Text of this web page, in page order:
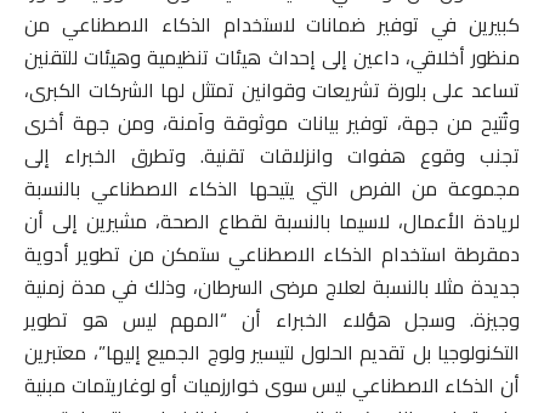
كبيرين في توفير ضمانات لاستخدام الذكاء الاصطناعي من
منظور أخلاقي، داعين إلى إحداث هيئات تنظيمية وهيئات للتقنين
تساعد على بلورة تشريعات وقوانين تمتثل لها الشركات الكبرى،
وتُتيح من جهة، توفير بيانات موثوقة وآمنة، ومن جهة أخرى
تجنب وقوع هفوات وانزلاقات تقنية. وتطرق الخبراء إلى
مجموعة من الفرص التي يتيحها الذكاء الاصطناعي بالنسبة
لريادة الأعمال، لاسيما بالنسبة لقطاع الصحة، مشيرين إلى أن
دمقرطة استخدام الذكاء الاصطناعي ستمكن من تطوير أدوية
جديدة مثلا بالنسبة لعلاج مرضى السرطان، وذلك في مدة زمنية
وجيزة. وسجل هؤلاء الخبراء أن “المهم ليس هو تطوير
التكنولوجيا بل تقديم الحلول لتيسير ولوج الجميع إليها”، معتبرين
أن الذكاء الاصطناعي ليس سوى خوارزميات أو لوغاريتمات مبنية